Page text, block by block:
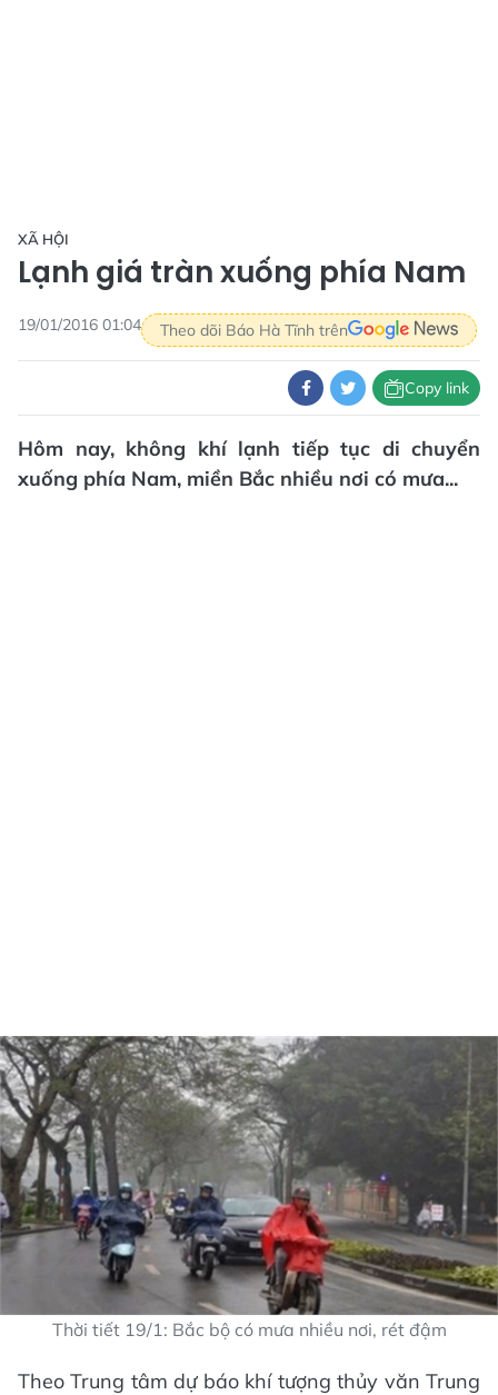
XÃ HỘI
Lạnh giá tràn xuống phía Nam
19/01/2016 01:04 Theo dõi Báo Hà Tĩnh trên
Copy link
Hôm nay, không khí lạnh tiếp tục di chuyển
xuống phía Nam, miền Bắc nhiều nơi có mưa...
Thời tiết 19/1: Bắc bộ có mưa nhiều nơi, rét đậm
Theo Trung tâm dự báo khí tượng thủy văn Trung